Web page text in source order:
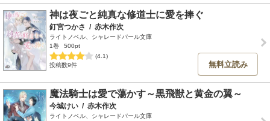
神は夜ごと純真な修道士に愛を捧ぐ
釘宮つかさ / 赤木作次
ライトノベル、シャレードパール文庫
1巻
500pt
(4.1)
投稿数9件
無料立読み
魔法騎士は愛で蕩かす～黒飛獣と黄金の翼～
今城けい / 赤木作次
ライトノベル、シャレードパール文庫